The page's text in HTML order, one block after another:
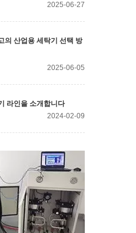
2025-06-27
의 산업용 세탁기 선택 방
2025-06-05
라인을 소개합니다
2024-02-09